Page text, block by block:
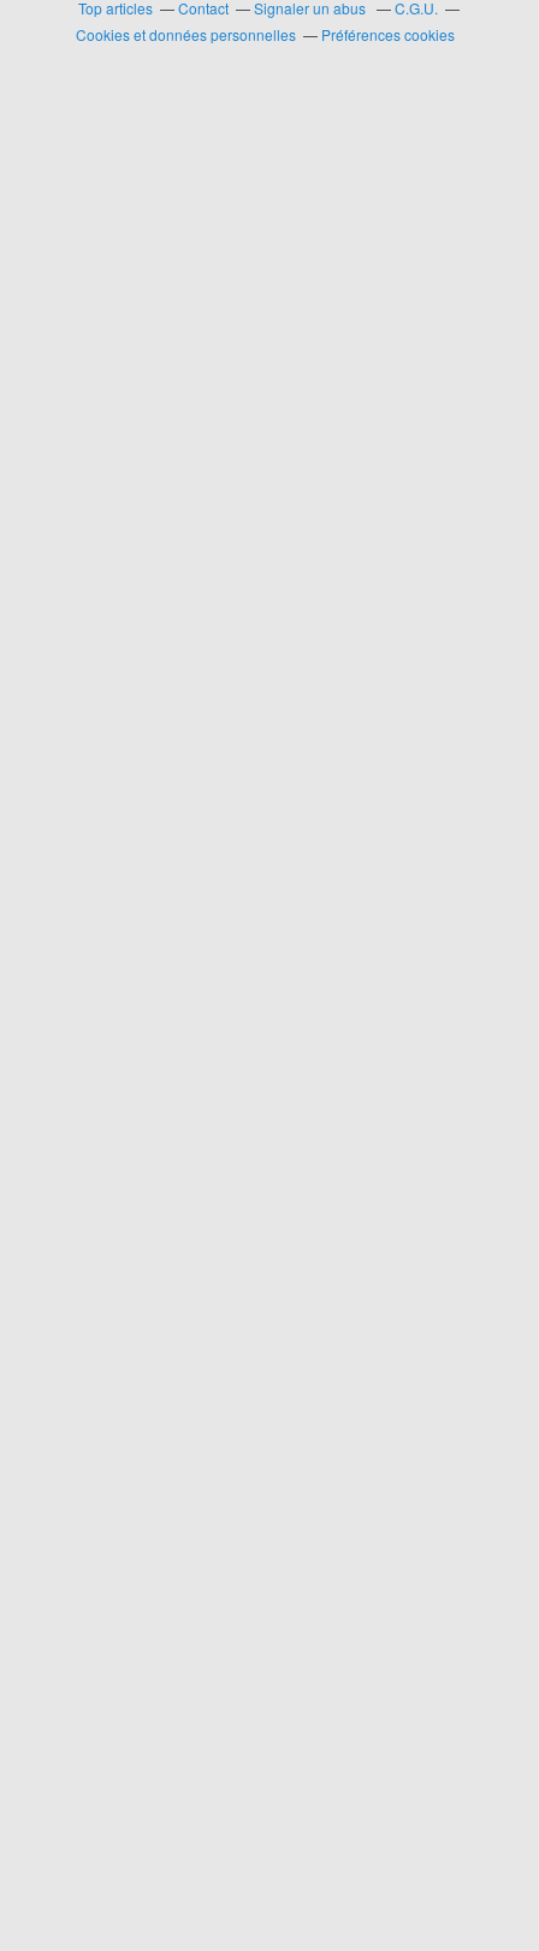
Top articles Contact Signaler un abus
C.G.U.
Cookies et données personnelles
Préférences cookies